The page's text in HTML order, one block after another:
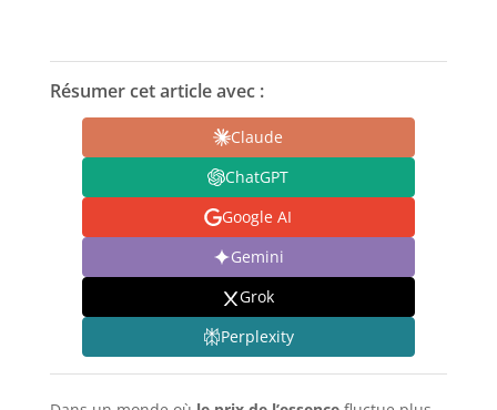
Résumer cet article avec :
Claude
ChatGPT
Google AI
Gemini
Grok
Perplexity